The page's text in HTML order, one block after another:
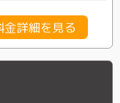
金詳細を見る